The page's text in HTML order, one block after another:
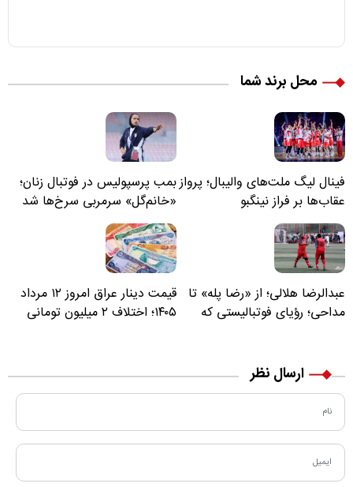
محل برند شما
فینال لیگ ملت‌های والیبال؛ پرواز
عقاب‌ها بر فراز نینگبو
بمب پرسپولیس در فوتبال زنان؛
«خانم‌گل» سرمربی سرخ‌ها شد
عبدالرضا هلالی؛ از «رضا پله» تا
مداحی؛ رؤیای فوتبالیستی که
قیمت دینار عراق امروز ۱۲ مرداد
۱۴۰۵؛ اختلاف ۲ میلیون تومانی
ارسال نظر